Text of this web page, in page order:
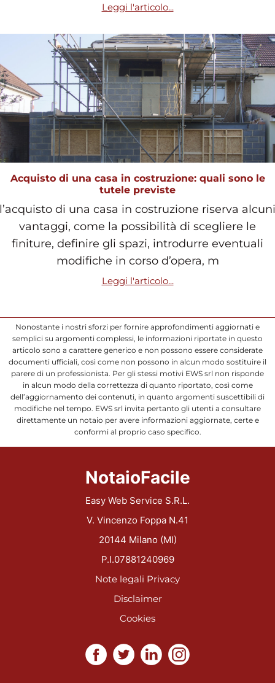
Leggi l'articolo...
Acquisto di una casa in costruzione: quali sono le
tutele previste
l’acquisto di una casa in costruzione riserva alcuni
vantaggi, come la possibilità di scegliere le
finiture, definire gli spazi, introdurre eventuali
modifiche in corso d’opera, m
Leggi l'articolo...
Nonostante i nostri sforzi per fornire approfondimenti aggiornati e
semplici su argomenti complessi, le informazioni riportate in questo
articolo sono a carattere generico e non possono essere considerate
documenti ufficiali, così come non possono in alcun modo sostituire il
parere di un professionista. Per gli stessi motivi EWS srl non risponde
in alcun modo della correttezza di quanto riportato, così come
dell’aggiornamento dei contenuti, in quanto argomenti suscettibili di
modifiche nel tempo. EWS srl invita pertanto gli utenti a consultare
direttamente un notaio per avere informazioni aggiornate, certe e
conformi al proprio caso specifico.
NotaioFacile
Easy Web Service S.R.L.
V. Vincenzo Foppa N.41
20144 Milano (MI)
P.I.07881240969
Note legali Privacy
Disclaimer
Cookies